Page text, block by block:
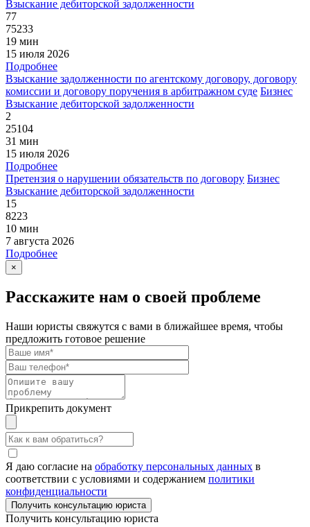
Взыскание дебиторской задолженности
77
75233
19 мин
15 июля 2026
Подробнее
Взыскание задолженности по агентскому договору, договору
комиссии и договору поручения в арбитражном суде Бизнес
Взыскание дебиторской задолженности
2
25104
31 мин
15 июля 2026
Подробнее
Претензия о нарушении обязательств по договору Бизнес
Взыскание дебиторской задолженности
15
8223
10 мин
7 августа 2026
Подробнее
×
Расскажите нам о своей проблеме
Наши юристы свяжутся с вами в ближайшее время, чтобы
предложить готовое решение
Прикрепить документ
Я даю согласие на обработку персональных данных в
соответствии с условиями и содержанием политики
конфиденциальности
Получить консультацию юриста